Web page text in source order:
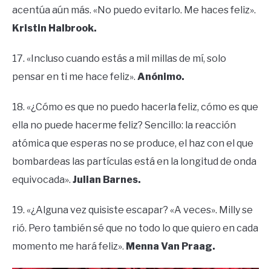
acentúa aún más. «No puedo evitarlo. Me haces feliz».
Kristin Halbrook.
17. «Incluso cuando estás a mil millas de mí, solo
pensar en ti me hace feliz». Anónimo.
18. «¿Cómo es que no puedo hacerla feliz, cómo es que
ella no puede hacerme feliz? Sencillo: la reacción
atómica que esperas no se produce, el haz con el que
bombardeas las partículas está en la longitud de onda
equivocada». Julian Barnes.
19. «¿Alguna vez quisiste escapar? «A veces». Milly se
rió. Pero también sé que no todo lo que quiero en cada
momento me hará feliz». Menna Van Praag.